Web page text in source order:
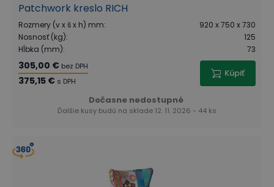
Patchwork kreslo RICH
Rozmery (v x š x h) mm:
920 x 750 x 730
Nosnosť (kg):
125
Hĺbka (mm): 73
305,00 € bez DPH
375,15 € s DPH
Kúpiť
Dočasne nedostupné
Ďalšie kusy budú na sklade 12. 11. 2026 - 44 ks